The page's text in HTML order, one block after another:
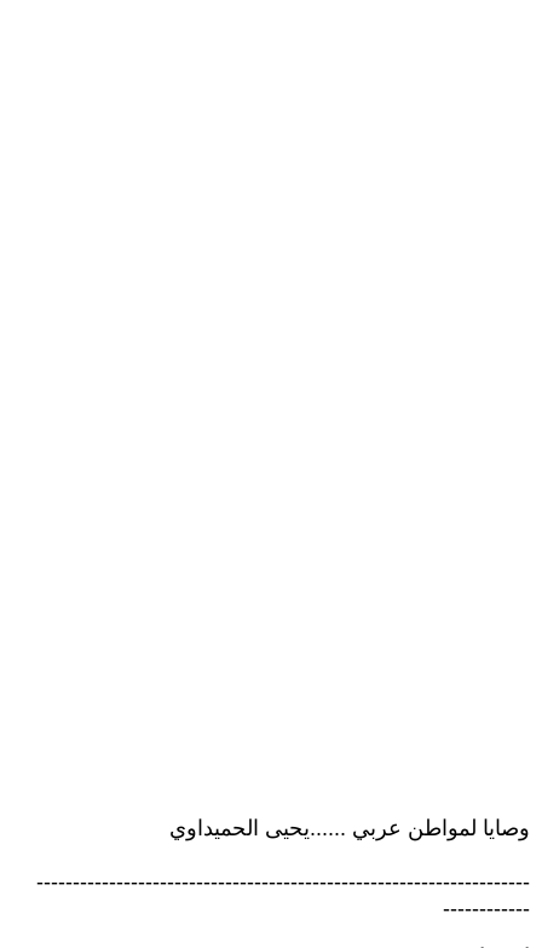
وصايا لمواطن عربي ......يحيى الحميداوي
--------------------------------------------------------------------
------------